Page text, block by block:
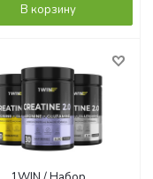
В корзину